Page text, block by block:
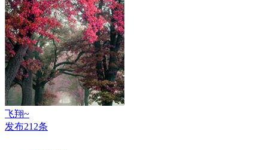
飞翔~
发布212条